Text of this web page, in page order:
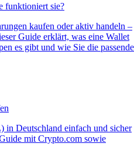
funktioniert sie?
kaufen oder aktiv handeln –
Guide erklärt, was eine Wallet
es gibt und wie Sie die passende
in Deutschland einfach und sicher
mit Crypto.com sowie